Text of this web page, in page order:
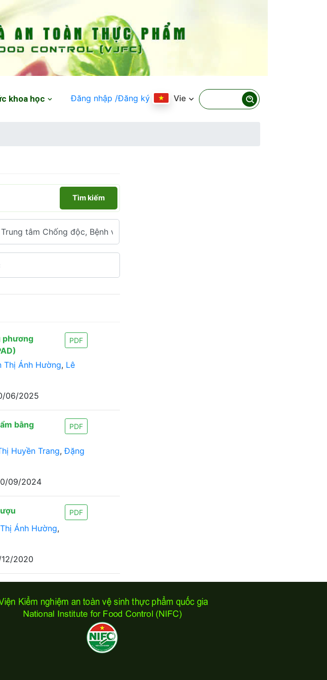
khoa học Đăng nhập /Đăng ký Vie
Tìm kiếm
phương
PDF
Thị Ánh Hường, Lê
06/2025
bằng
PDF
Huyền Trang,Đặng
09/2024
PDF
Ánh Hường,
12/2020